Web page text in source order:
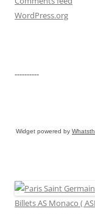
WordPress.org
----------
Widget powered by
Billets AS Monaco (